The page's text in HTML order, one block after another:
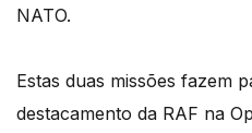
NATO.
Estas duas missões fazem
destacamento da RAF na